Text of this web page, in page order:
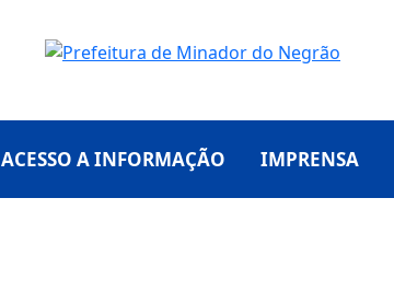
ACESSO A INFORMAÇÃO IMPRENSA